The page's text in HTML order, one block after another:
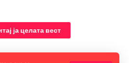
ја целата вест